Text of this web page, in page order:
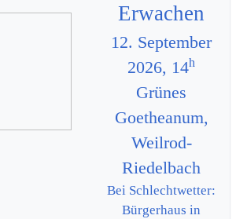
Erwachen
12. September
2026, 14h
Grünes
Goetheanum,
Weilrod-
Riedelbach
Bei Schlechtwetter:
Bürgerhaus in